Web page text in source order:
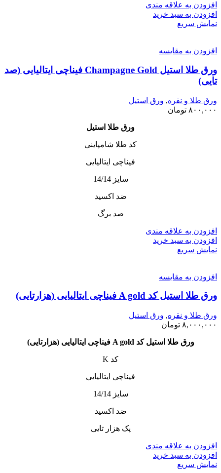
افزودن به علاقه مندی
افزودن به سبد خرید
نمایش سریع
افزودن به مقایسه
ورق طلا استیل Champagne Gold فیناچی ایتالیایی (صد
تایی)
ورق طلا و نقره, ورق استیل
۸۰۰,۰۰۰ تومان
ورق طلا استیل
کد طلا شامپاینی
فیناچی ایتالیایی
سایز 14/14
ضد اکسید
صد برگ
افزودن به علاقه مندی
افزودن به سبد خرید
نمایش سریع
افزودن به مقایسه
ورق طلا استیل کد A gold فیناچی ایتالیایی (هزارتایی)
ورق طلا و نقره, ورق استیل
۸,۰۰۰,۰۰۰ تومان
ورق طلا استیل کد A gold فیناچی ایتالیایی (هزارتایی)
کد K
فیناچی ایتالیایی
سایز 14/14
ضد اکسید
پک هزار تایی
افزودن به علاقه مندی
افزودن به سبد خرید
نمایش سریع